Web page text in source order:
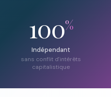
100%
Indépendant
sans conflit d'intérêts
capitalistique